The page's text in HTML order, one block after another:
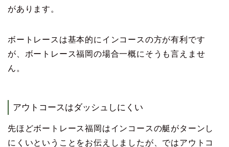
があります。
ボートレースは基本的にインコースの方が有利です
が、ボートレース福岡の場合一概にそうも言えませ
ん。
アウトコースはダッシュしにくい
先ほどボートレース福岡はインコースの艇がターンし
にくいということをお伝えしましたが、ではアウトコ